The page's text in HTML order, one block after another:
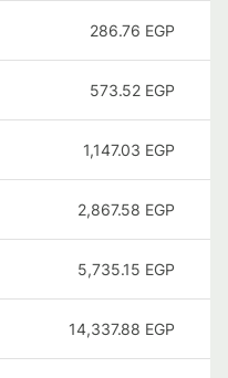
286.76 EGP
573.52 EGP
1,147.03 EGP
2,867.58 EGP
5,735.15 EGP
14,337.88 EGP